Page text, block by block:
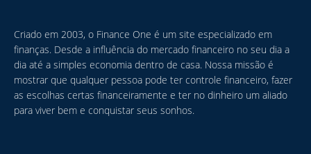
Criado em 2003, o Finance One é um site especializado em
finanças. Desde a influência do mercado financeiro no seu dia a
dia até a simples economia dentro de casa. Nossa missão é
mostrar que qualquer pessoa pode ter controle financeiro, fazer
as escolhas certas financeiramente e ter no dinheiro um aliado
para viver bem e conquistar seus sonhos.